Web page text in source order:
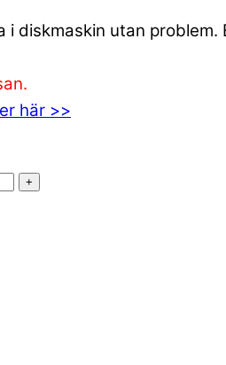
diskmaskin utan
här >>
+